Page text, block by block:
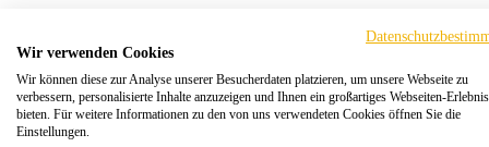
Wir verwenden Cookies
Wir können diese zur Analyse unserer Besucherdaten platzieren, um unsere Webseite zu
verbessern, personalisierte Inhalte anzuzeigen und Ihnen ein großartiges Webseiten-
bieten. Für weitere Informationen zu den von uns verwendeten Cookies öffnen Sie die
Einstellungen.